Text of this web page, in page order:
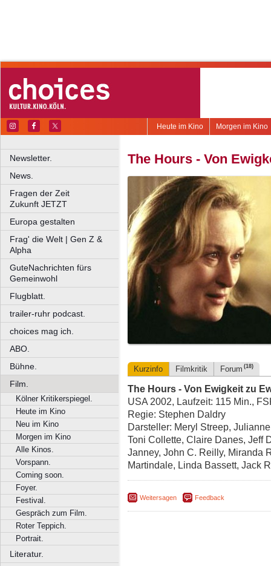
Morgen im Kino
Heute im Kino
Newsletter.
News.
Fragen der Zeit
Zukunft JETZT
Europa gestalten
Frag' die Welt | Gen Z &
Alpha
GuteNachrichten fürs
Gemeinwohl
Flugblatt.
trailer-ruhr podcast.
choices mag ich.
ABO.
Bühne.
Film.
Kölner Kritikerspiegel.
Heute im Kino
Neu im Kino
Morgen im Kino
Alle Kinos.
Vorspann.
Coming soon.
Foyer.
Festival.
Gespräch zum Film.
Roter Teppich.
Portrait.
Literatur.
The Hours - Von
Kurzinfo Filmkritik Forum (18)
The Hours - Von Ewigkeit zu
USA 2002, Laufzeit: 115 Min.,
Regie: Stephen Daldry
Darsteller: Meryl Streep,
Toni Collette, Claire Danes, Jeff
Janney, John C. Reilly, Miranda
Martindale, Linda Bassett, Jack
Weitersagen Feedback